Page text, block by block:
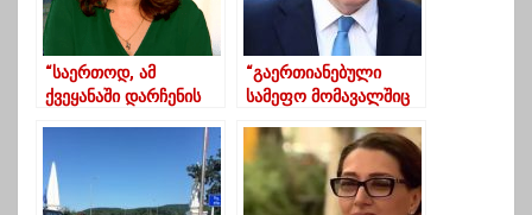
“საერთოდ, ამ
ქვეყანაში დარჩენის
“გაერთიანებული
სამეფო მომავალშიც
მხარს საქართველოს
ტერიტორიულ
მთლიანობას”